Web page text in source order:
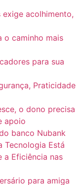
acolhimento,
o caminho mais
para sua
Praticidade
o dono precisa
apoio
banco Nubank
Tecnologia Está
a Eficiência nas
para amiga